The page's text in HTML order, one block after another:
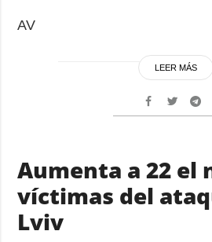
AV
LEER MÁS
Aumenta a 22 el
víctimas del
Lviv